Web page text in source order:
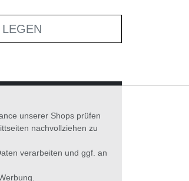
unserer Shops prüfen
nachvollziehen zu
verarbeiten und ggf. an